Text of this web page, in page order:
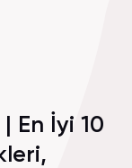
En İyi 10